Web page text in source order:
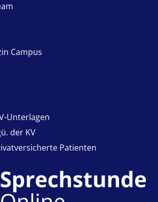
Campus
Unterlagen
der KV
Patienten